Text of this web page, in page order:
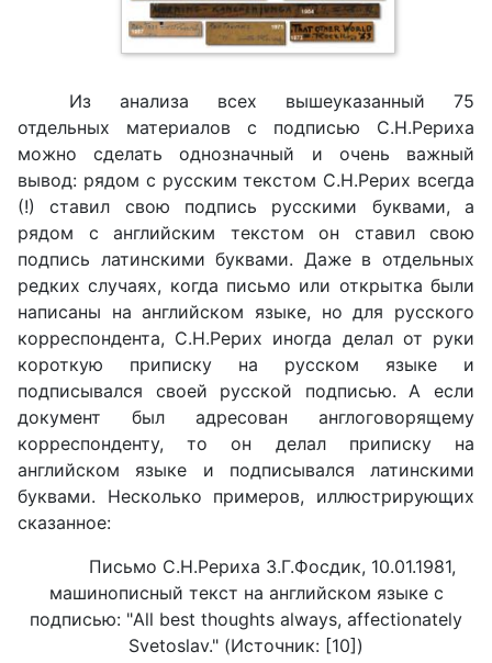
Из анализа всех вышеуказанный 75
отдельных материалов с подписью С.Н.Рериха
можно сделать однозначный и очень важный
вывод: рядом с русским текстом С.Н.Рерих всегда
(!) ставил свою подпись русскими буквами, а
рядом с английским текстом он ставил свою
подпись латинскими буквами. Даже в отдельных
редких случаях, когда письмо или открытка были
написаны на английском языке, но для русского
корреспондента, С.Н.Рерих иногда делал от руки
короткую приписку на русском языке и
подписывался своей русской подписью. А если
документ был адресован англоговорящему
корреспонденту, то он делал приписку на
английском языке и подписывался латинскими
буквами. Несколько примеров, иллюстрирующих
сказанное:
Письмо С.Н.Рериха З.Г.Фосдик, 10.01.1981,
машинописный текст на английском языке с
подписью: "All best thoughts always, affectionately
Svetoslav." (Источник: [10])